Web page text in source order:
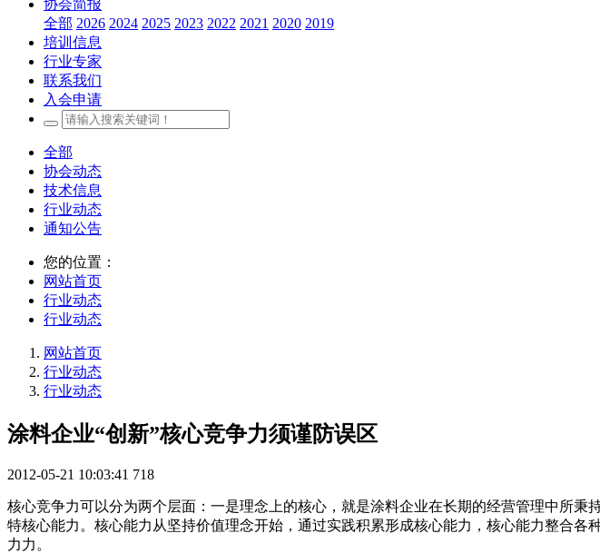
协会简报
全部 2026 2024 2025 2023 2022 2021 2020 2019
培训信息
行业专家
联系我们
入会申请
全部
协会动态
技术信息
行业动态
通知公告
您的位置：
网站首页
行业动态
行业动态
网站首页
行业动态
行业动态
涂料企业“创新”核心竞争力须谨防误区
2012-05-21 10:03:41 718
核心竞争力可以分为两个层面：一是理念上的核心，就是涂料企业在长期的经营管理中所
特核心能力。核心能力从坚持价值理念开始，通过实践积累形成核心能力，核心能力整合
力力。